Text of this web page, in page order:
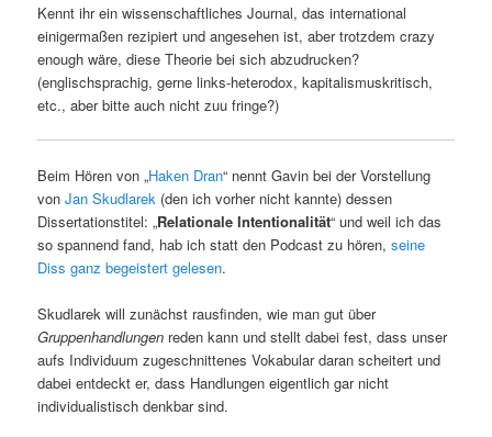
Kennt ihr ein wissenschaftliches Journal, das international
einigermaßen rezipiert und angesehen ist, aber trotzdem crazy
enough wäre, diese Theorie bei sich abzudrucken?
(englischsprachig, gerne links-heterodox, kapitalismuskritisch,
etc., aber bitte auch nicht zuu fringe?)
Beim Hören von „Haken Dran“ nennt Gavin bei der Vorstellung
vonJan Skudlarek (den ich vorher nicht kannte) dessen
Dissertationstitel: „Relationale Intentionalität“ und weil ich das
so spannend fand, hab ich statt den Podcast zu hören,seine
Diss ganz begeistert gelesen.
Skudlarek will zunächst rausfinden, wie man gut über
Gruppenhandlungen reden kann und stellt dabei fest, dass unser
aufs Individuum zugeschnittenes Vokabular daran scheitert und
dabei entdeckt er, dass Handlungen eigentlich gar nicht
individualistisch denkbar sind.